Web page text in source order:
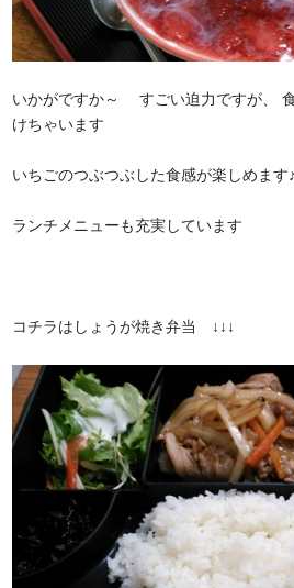
いかがですか～ すごい迫力ですが、
けちゃいます
いちごのつぶつぶした食感が楽しめます♪
ランチメニューも充実しています
コチラはしょうが焼き弁当 ↓↓↓